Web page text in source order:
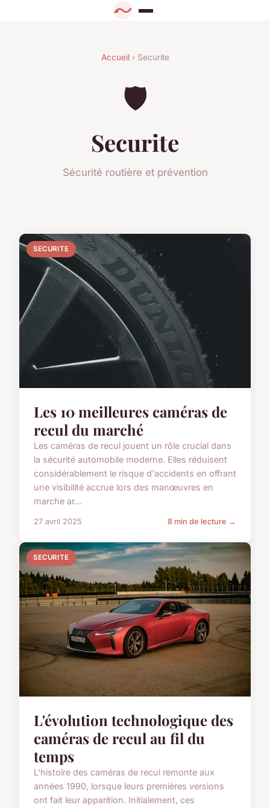
Accueil› Securite
🛡️
Securite
Sécurité routière et prévention
SECURITE
Les 10 meilleures caméras de
recul du marché
Les caméras de recul jouent un rôle crucial dans
la sécurité automobile moderne. Elles réduisent
considérablement le risque d'accidents en offrant
une visibilité accrue lors des manœuvres en
marche ar...
27 avril 2025 8 min de lecture →
SECURITE
L'évolution technologique des
caméras de recul au fil du
temps
L'histoire des caméras de recul remonte aux
années 1990, lorsque leurs premières versions
ont fait leur apparition. Initialement, ces